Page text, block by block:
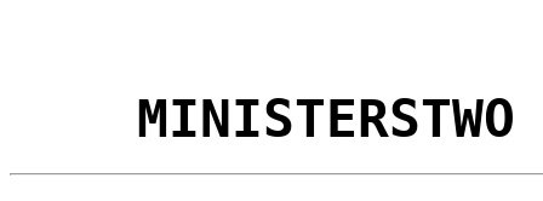
MINISTERSTWO